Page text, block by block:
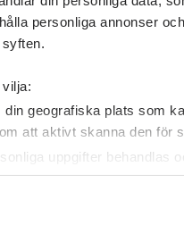
personliga annonser
geografiska plats som
att aktivt skanna den för
uppgifter behandlas
att anpassa innehållet